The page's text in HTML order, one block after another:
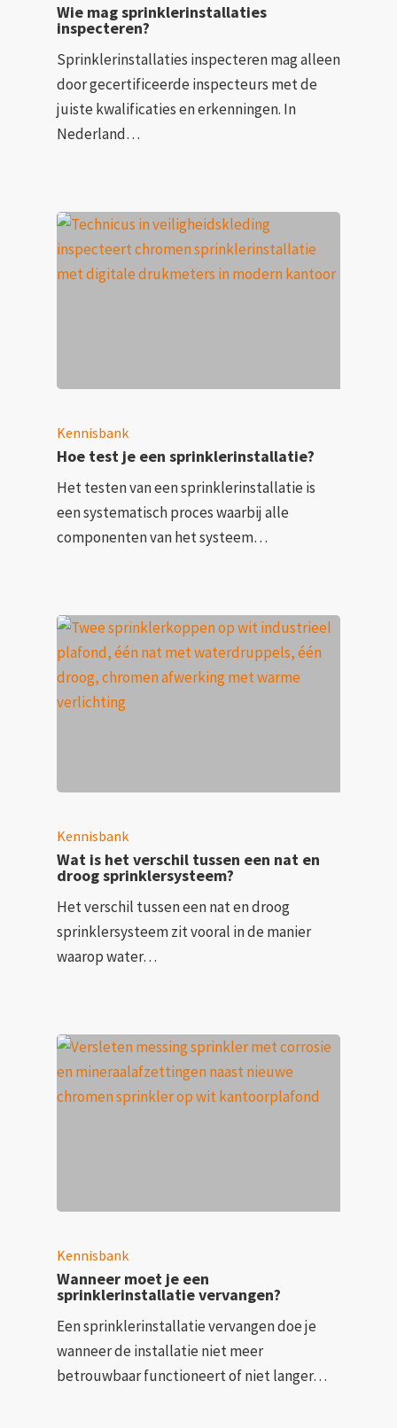
Wie mag sprinklerinstallaties
inspecteren?
Sprinklerinstallaties inspecteren mag alleen
door gecertificeerde inspecteurs met de
juiste kwalificaties en erkenningen. In
Nederland…
Kennisbank
Hoe test je een sprinklerinstallatie?
Het testen van een sprinklerinstallatie is
een systematisch proces waarbij alle
componenten van het systeem…
Kennisbank
Wat is het verschil tussen een nat en
droog sprinklersysteem?
Het verschil tussen een nat en droog
sprinklersysteem zit vooral in de manier
waarop water…
Kennisbank
Wanneer moet je een
sprinklerinstallatie vervangen?
Een sprinklerinstallatie vervangen doe je
wanneer de installatie niet meer
betrouwbaar functioneert of niet langer…